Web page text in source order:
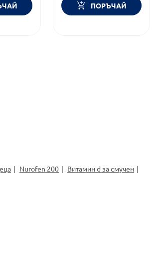
ПОРЪЧАЙ
Nurofen 200
Витамин d за смучен